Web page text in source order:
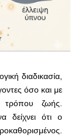
διαδικασία,
όσο και με
τρόπου ζωής.
δείχνει ότι ο